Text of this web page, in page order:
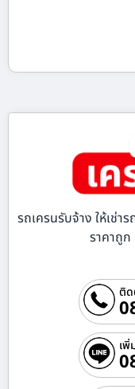
รถเครนรับจ้าง ให้เช่า
ราคาถู
ติด
เ